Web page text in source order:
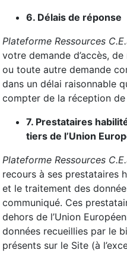
6. Délais de réponse
Plateforme Ressources
votre demande d’accès,
ou toute autre demande
dans un délai raisonnable
compter de la réception
7. Prestataires
tiers de l’Union
Plateforme Ressources
recours à ses prestataires
et le traitement des
communiqué. Ces
dehors de l’Union
données recueillies par le
présents sur le Site (à